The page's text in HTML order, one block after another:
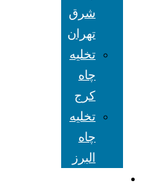
شرق
تهران
تخلیه
چاه
کرج
تخلیه
چاه
البرز